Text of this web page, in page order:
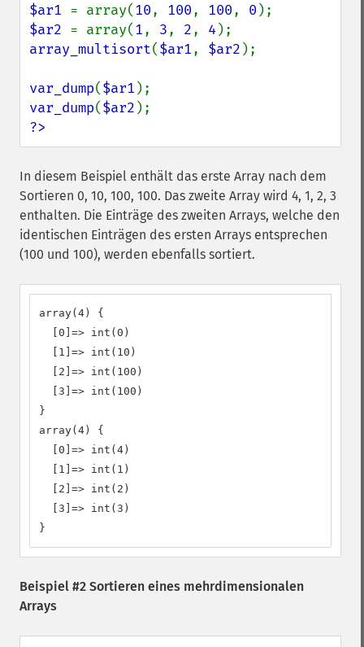
$ar1 = array(10, 100, 100, 0
$ar2 = array(1, 3, 2, 4
array_multisort($ar1, $ar2 );
var_dump($ar1
var_dump($ar2
?>
In diesem Beispiel enthält das erste Array nach dem
Sortieren 0, 10, 100, 100. Das zweite Array wird 4, 1, 2, 3
enthalten. Die Einträge des zweiten Arrays, welche den
identischen Einträgen des ersten Arrays entsprechen
(100 und 100), werden ebenfalls sortiert.
array(4) {
  [0]=> int(0)
  [1]=> int(10)
  [2]=> int(100)
  [3]=> int(100)
}
array(4) {
  [0]=> int(4)
  [1]=> int(1)
  [2]=> int(2)
  [3]=> int(3)
}
Beispiel #2 Sortieren eines mehrdimensionalen
Arrays